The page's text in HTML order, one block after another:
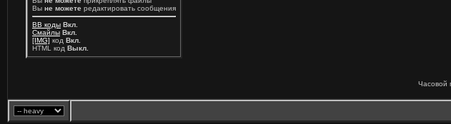
Вы не можете редактировать сообщения
BB коды Вкл.
Смайлы Вкл.
[IMG] код Вкл.
HTML код Выкл.
Часовой